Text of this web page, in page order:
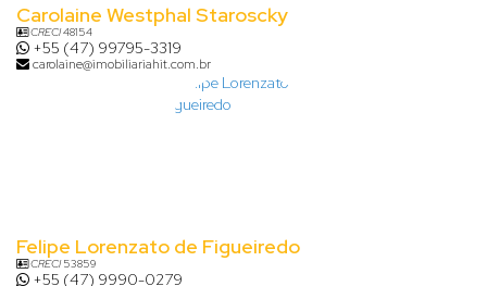
Carolaine Westphal Staroscky
CRECI48154
+55 (47) 99795-3319
carolaine@imobiliariahit.com.br
Felipe Lorenzato de Figueiredo
CRECI53859
+55 (47) 9990-0279